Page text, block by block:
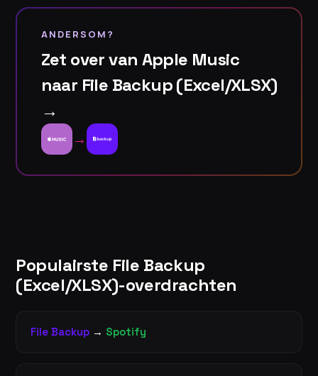
ANDERSOM?
Zet over van Apple Music
naar File Backup (Excel/XLSX)
→
→
Populairste File Backup
(Excel/XLSX)-overdrachten
File Backup → Spotify